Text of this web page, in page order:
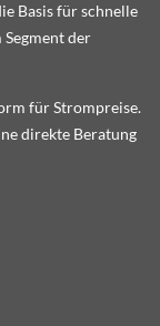
Basis für schnelle
der
für Strompreise.
direkte Beratung